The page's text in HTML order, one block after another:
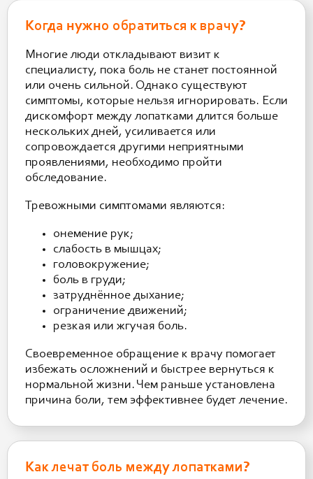
Когда нужно обратиться к врачу?
Многие люди откладывают визит к
специалисту, пока боль не станет постоянной
или очень сильной. Однако существуют
симптомы, которые нельзя игнорировать. Если
дискомфорт между лопатками длится больше
нескольких дней, усиливается или
сопровождается другими неприятными
проявлениями, необходимо пройти
обследование.
Тревожными симптомами являются:
онемение рук;
слабость в мышцах;
головокружение;
боль в груди;
затруднённое дыхание;
ограничение движений;
резкая или жгучая боль.
Своевременное обращение к врачу помогает
избежать осложнений и быстрее вернуться к
нормальной жизни. Чем раньше установлена
причина боли, тем эффективнее будет лечение.
Как лечат боль между лопатками?